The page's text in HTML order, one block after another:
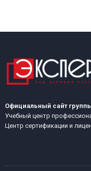
Официальный сайт
Учебный центр
Центр сертификации и